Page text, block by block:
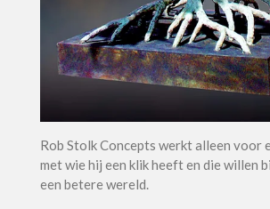
Rob Stolk Concepts werkt alleen voor
met wie hij een klik heeft en die willen
een betere wereld.